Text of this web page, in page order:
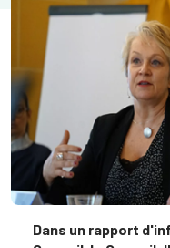
Dans un rapport